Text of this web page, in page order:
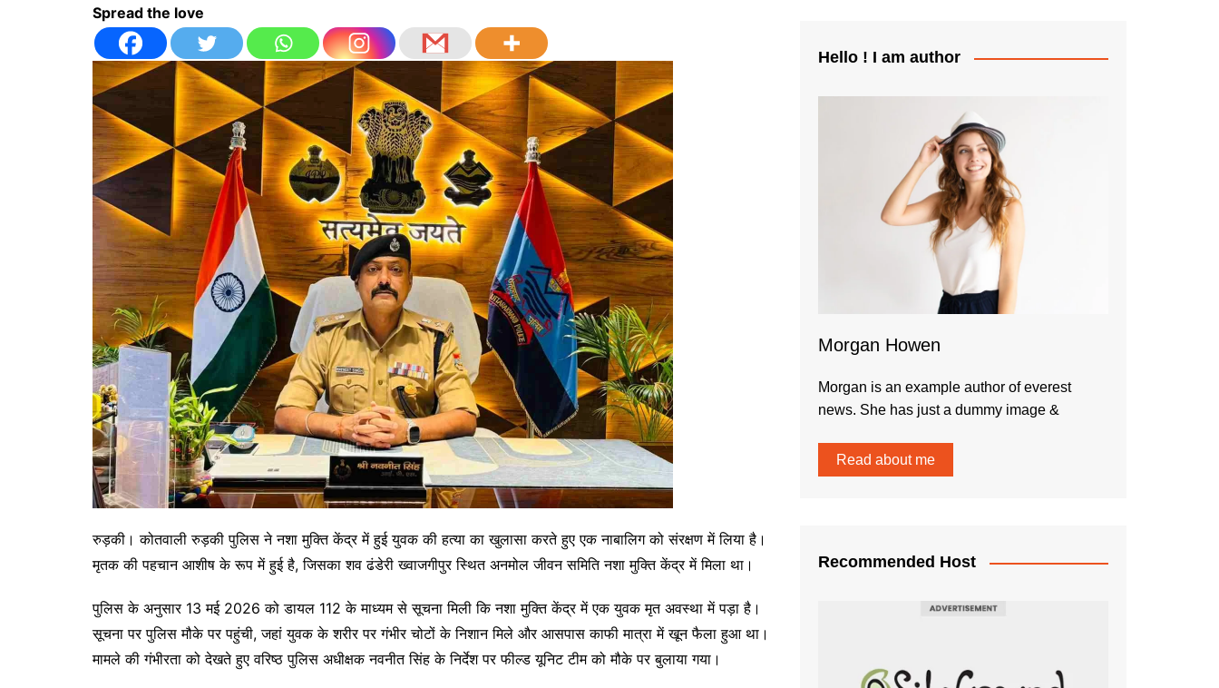
Spread the love
रुड़की। कोतवाली रुड़की पुलिस ने नशा मुक्ति केंद्र में हुई युवक की हत्या का खुलासा करते हुए एक नाबालिग को संरक्षण में लिया है।
मृतक की पहचान आशीष के रूप में हुई है, जिसका शव ढंडेरी ख्वाजगीपुर स्थित अनमोल जीवन समिति नशा मुक्ति केंद्र में मिला था।
पुलिस के अनुसार 13 मई 2026 को डायल 112 के माध्यम से सूचना मिली कि नशा मुक्ति केंद्र में एक युवक मृत अवस्था में पड़ा है।
सूचना पर पुलिस मौके पर पहुंची, जहां युवक के शरीर पर गंभीर चोटों के निशान मिले और आसपास काफी मात्रा में खून फैला हुआ था।
मामले की गंभीरता को देखते हुए वरिष्ठ पुलिस अधीक्षक नवनीत सिंह के निर्देश पर फील्ड यूनिट टीम को मौके पर बुलाया गया।
Hello ! I am author
Morgan Howen
Morgan is an example author of everest
news. She has just a dummy image &
Read about me
Recommended Host